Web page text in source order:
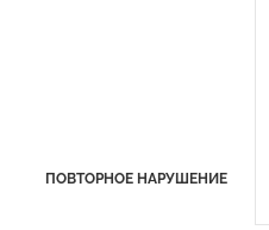
ПОВТОРНОЕ НАРУШЕНИЕ